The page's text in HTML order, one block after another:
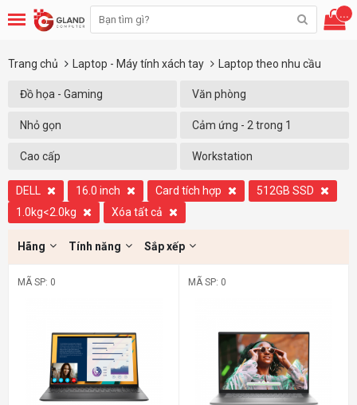
...
Trang chủ Laptop - Máy tính xách tay Laptop theo nhu cầu
Đồ họa - Gaming Văn phòng
Nhỏ gọn Cảm ứng - 2 trong 1
Cao cấp Workstation
DELL 16.0 inch Card tích hợp
512GB SSD
1.0kg<2.0kg
Xóa tất cả
Hãng Tính năng Sắp xếp
MÃ SP: 0 MÃ SP: 0